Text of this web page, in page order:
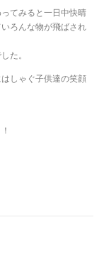
てみると一日中快晴
ろんな物が飛ばされ
た。
しゃぐ子供達の笑顔